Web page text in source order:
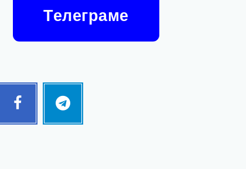
Телеграме
Facebook
Follow
Telegram
Follow